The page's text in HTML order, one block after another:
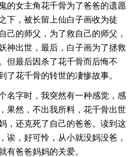
的女主角花千骨为了爸爸的遗愿
下，被长留上仙白子画收为徒
己的师父，为了救自己的师父，
神出世，最后，白子画为了拯救
但最后因杀了花千骨而后悔不
了花千骨的转世的凄惨故事。
名字时，我突然有一种感觉，感
果然，不出我所料，花千骨出世
，还克死了自己的爸爸。读到这
诶，好可怜，从小就没妈没爸，
有爸爸妈妈的关爱。